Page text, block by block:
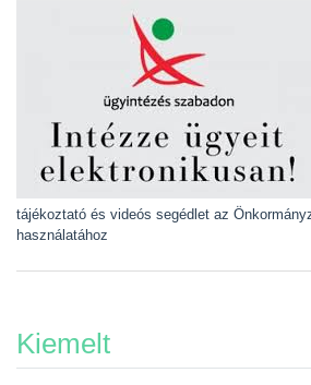
tájékoztató és videós segédlet az
használatához
Kiemelt